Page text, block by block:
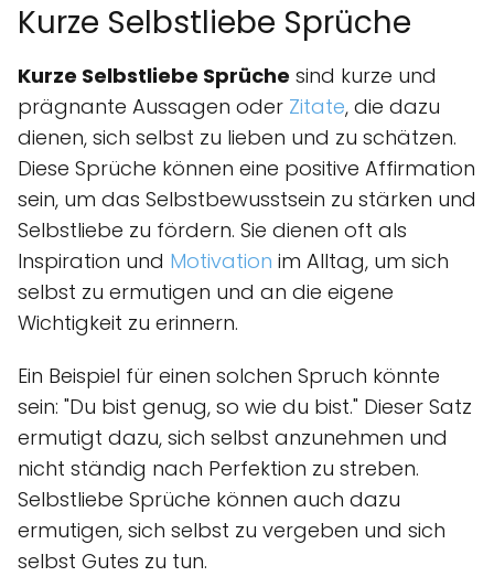
Kurze Selbstliebe Sprüche
Kurze Selbstliebe Sprüche sind kurze und
prägnante Aussagen oder Zitate, die dazu
dienen, sich selbst zu lieben und zu schätzen.
Diese Sprüche können eine positive Affirmation
sein, um das Selbstbewusstsein zu stärken und
Selbstliebe zu fördern. Sie dienen oft als
Inspiration und Motivation im Alltag, um sich
selbst zu ermutigen und an die eigene
Wichtigkeit zu erinnern.
Ein Beispiel für einen solchen Spruch könnte
sein: "Du bist genug, so wie du bist." Dieser Satz
ermutigt dazu, sich selbst anzunehmen und
nicht ständig nach Perfektion zu streben.
Selbstliebe Sprüche können auch dazu
ermutigen, sich selbst zu vergeben und sich
selbst Gutes zu tun.